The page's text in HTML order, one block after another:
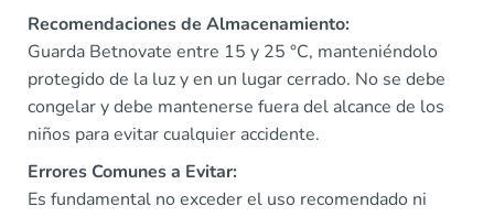
Recomendaciones de Almacenamiento:
Guarda Betnovate entre 15 y 25 °C, manteniéndolo
protegido de la luz y en un lugar cerrado. No se debe
congelar y debe mantenerse fuera del alcance de los
niños para evitar cualquier accidente.
Errores Comunes a Evitar:
Es fundamental no exceder el uso recomendado ni